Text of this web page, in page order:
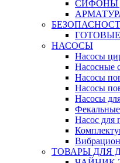
СИФОНЫ
АРМАТУРА
НАСОСЫ
Насосы
Насосные
Насосы
Насосы
Насосы
Насос для
ТОВАРЫ ДЛЯ